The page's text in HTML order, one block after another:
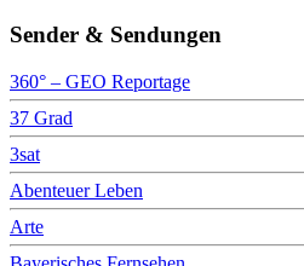
Sender & Sendungen
360° – GEO Reportage
37 Grad
3sat
Abenteuer Leben
Arte